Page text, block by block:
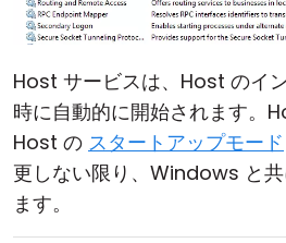
Host サービスは、Host のイ
時に自動的に開始されます。
Host の スタートアップモード
更しない限り、Windows と
ます。